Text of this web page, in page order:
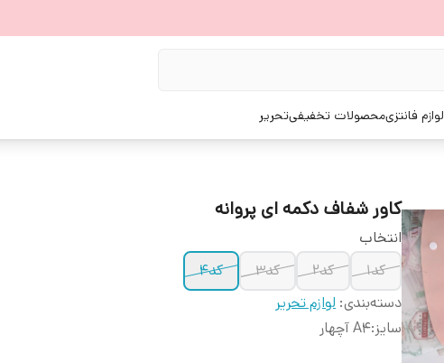
لوازم فانتزیمحصولات تخفیفیتحریر
کاور شفاف دکمه ای پروانه
انتخاب
کد۱
کد۲ کد۳
کد۴
دسته‌بندی: لوازم تحریر
سایز:A4 آچهار